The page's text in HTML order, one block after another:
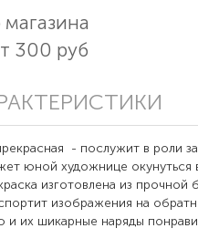
300 руб
- послужит в роли
юной художнице
изготовлена из прочной
изображения на
их шикарные наряды